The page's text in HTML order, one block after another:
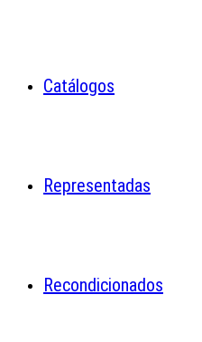
Catálogos
Representadas
Recondicionados